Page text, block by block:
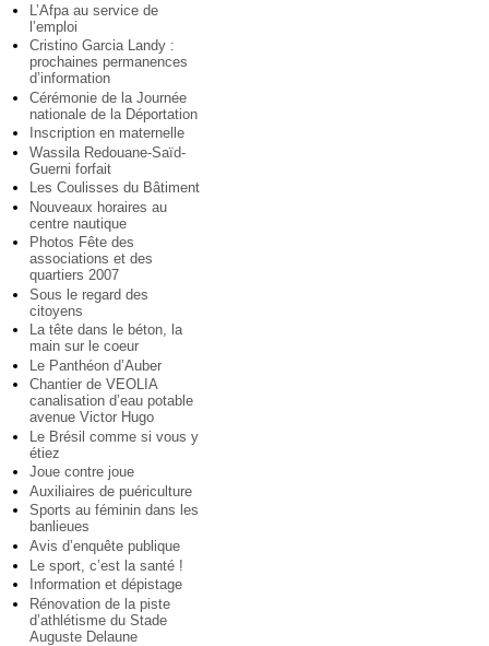
L’Afpa au service de
l’emploi
Cristino Garcia Landy :
prochaines permanences
d’information
Cérémonie de la Journée
nationale de la Déportation
Inscription en maternelle
Wassila Redouane-Saïd-
Guerni forfait
Les Coulisses du Bâtiment
Nouveaux horaires au
centre nautique
Photos Fête des
associations et des
quartiers 2007
Sous le regard des
citoyens
La tête dans le béton, la
main sur le coeur
Le Panthéon d’Auber
Chantier de VEOLIA
canalisation d’eau potable
avenue Victor Hugo
Le Brésil comme si vous y
étiez
Joue contre joue
Auxiliaires de puériculture
Sports au féminin dans les
banlieues
Avis d’enquête publique
Le sport, c’est la santé !
Information et dépistage
Rénovation de la piste
d’athlétisme du Stade
Auguste Delaune